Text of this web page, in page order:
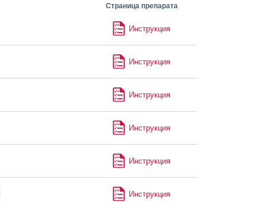
Страница препарата
Инструкция
Инструкция
Инструкция
Инструкция
Инструкция
Инструкция